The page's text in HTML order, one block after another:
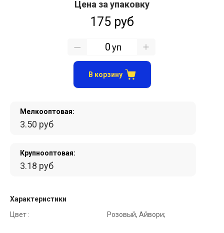
Мелкооптовая:
3.50 руб
Крупнооптовая:
3.18 руб
Характеристики
Цвет :
Розовый, Айвори;
Цена за упаковку
175 руб
уп
В корзину